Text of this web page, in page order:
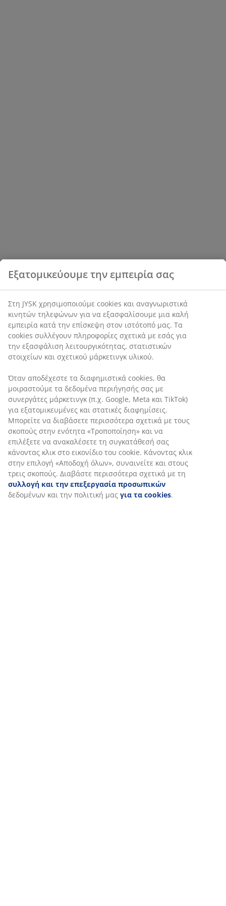
Εξατομικεύουμε την εμπειρία σας
Στη JYSK χρησιμοποιούμε cookies και αναγνωριστικά
κινητών τηλεφώνων για να εξασφαλίσουμε μια καλή
εμπειρία κατά την επίσκεψη στον ιστότοπό μας. Τα
cookies συλλέγουν πληροφορίες σχετικά με εσάς για
την εξασφάλιση λειτουργικότητας, στατιστικών
στοιχείων και σχετικού μάρκετινγκ υλικού.
Όταν αποδέχεστε τα διαφημιστικά cookies, θα
μοιραστούμε τα δεδομένα περιήγησής σας με
συνεργάτες μάρκετινγκ (π.χ. Google, Meta και TikTok)
για εξατομικευμένες και στατικές διαφημίσεις.
Μπορείτε να διαβάσετε περισσότερα σχετικά με τους
σκοπούς στην ενότητα «Τροποποίηση» και να
επιλέξετε να ανακαλέσετε τη συγκατάθεσή σας
κάνοντας κλικ στο εικονίδιο του cookie. Κάνοντας κλικ
στην επιλογή «Αποδοχή όλων», συναινείτε και στους
τρεις σκοπούς. Διαβάστε περισσότερα σχετικά με τη
συλλογή και την επεξεργασία προσωπικών
δεδομένων και την πολιτική μας για τα cookies.